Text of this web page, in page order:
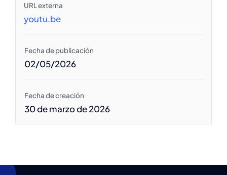
URL externa
youtu.be
Fecha de publicación
02/05/2026
Fecha de creación
30 de marzo de 2026